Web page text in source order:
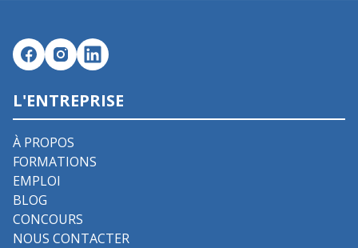
L'ENTREPRISE
À PROPOS
FORMATIONS
EMPLOI
BLOG
CONCOURS
NOUS CONTACTER